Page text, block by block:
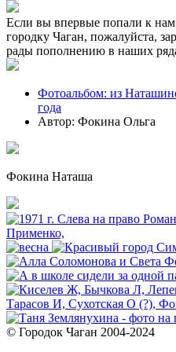
Если вы впервые попали к
городку Чаган, пожалуйста,
рады пополнению в наших
Фотоальбом: из
года
Автор: Фокина Ольга
Фокина Наташа
© Городок Чаган 2004-2024